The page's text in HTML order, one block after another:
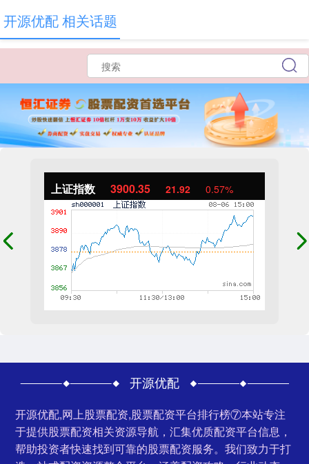
上证指数 3900.35 21.92 0.57%
开源优配
开源优配,网上股票配资,股票配资平台排行榜⑦本站专注
于提供股票配资相关资源导航，汇集优质配资平台信息，
帮助投资者快速找到可靠的股票配资服务。我们致力于打
开源优配 相关话题